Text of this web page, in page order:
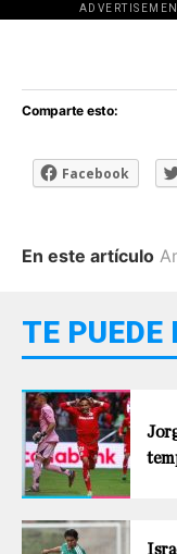
Comparte esto:
Facebook
En este artículo
TE PUEDE